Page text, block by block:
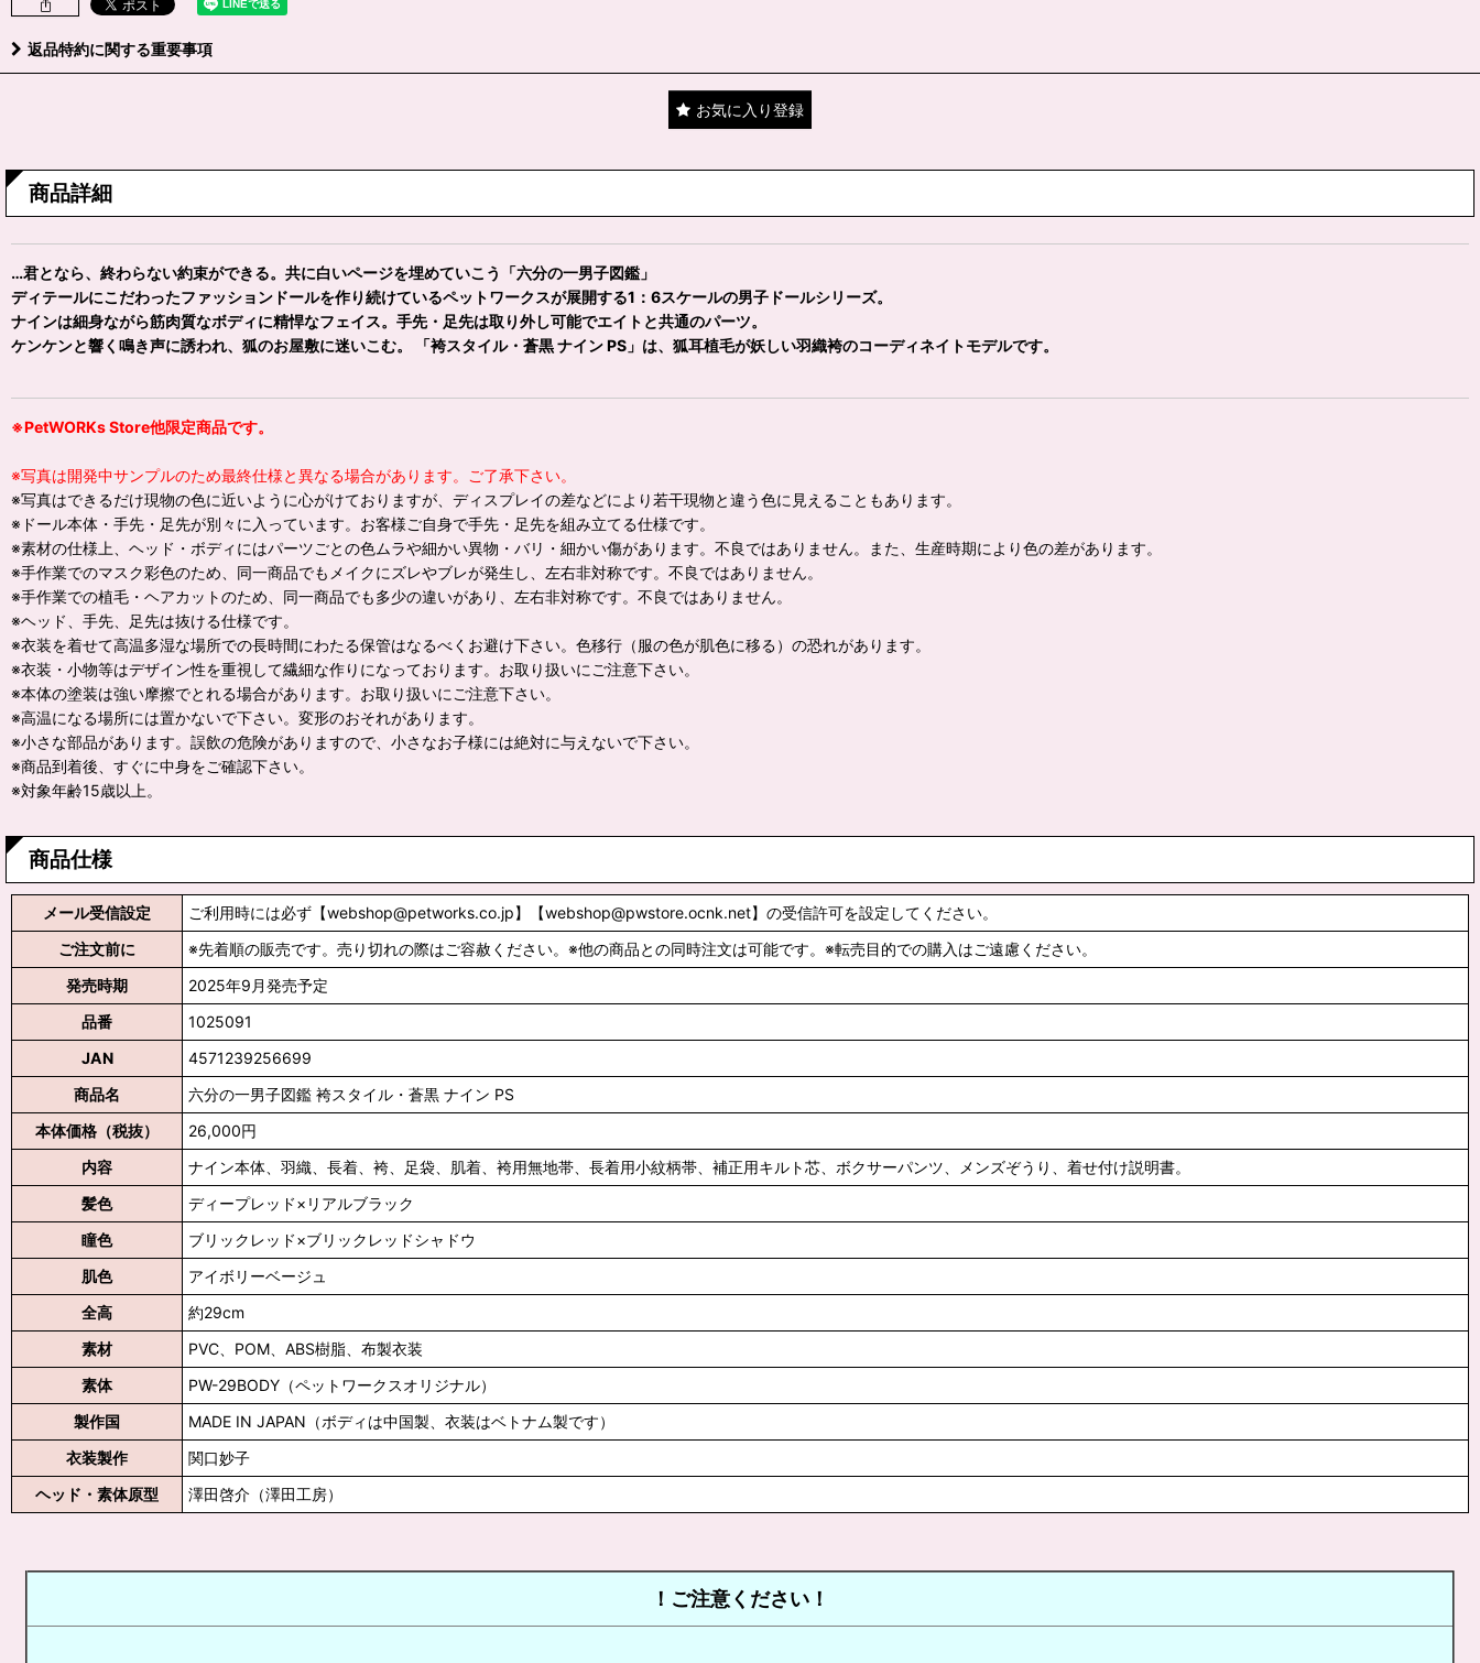
返品特約に関する重要事項
お気に入り登録
商品詳細
…君となら、終わらない約束ができる。共に白いページを埋めていこう「六分の一男子図鑑」
ディテールにこだわったファッションドールを作り続けているペットワークスが展開する1：6スケールの男子ドールシリーズ。
ナインは細身ながら筋肉質なボディに精悍なフェイス。手先・足先は取り外し可能でエイトと共通のパーツ。
ケンケンと響く鳴き声に誘われ、狐のお屋敷に迷いこむ。 「袴スタイル・蒼黒 ナイン PS」は、狐耳植毛が妖しい羽織袴のコーディネイトモデルです。
※PetWORKs Store他限定商品です。
※写真は開発中サンプルのため最終仕様と異なる場合があります。ご了承下さい。
※写真はできるだけ現物の色に近いように心がけておりますが、ディスプレイの差などにより若干現物と違う色に見えることもあります。
※ドール本体・手先・足先が別々に入っています。お客様ご自身で手先・足先を組み立てる仕様です。
※素材の仕様上、ヘッド・ボディにはパーツごとの色ムラや細かい異物・バリ・細かい傷があります。不良ではありません。また、生産時期により色の差があります。
※手作業でのマスク彩色のため、同一商品でもメイクにズレやブレが発生し、左右非対称です。不良ではありません。
※手作業での植毛・ヘアカットのため、同一商品でも多少の違いがあり、左右非対称です。不良ではありません。
※ヘッド、手先、足先は抜ける仕様です。
※衣装を着せて高温多湿な場所での長時間にわたる保管はなるべくお避け下さい。色移行（服の色が肌色に移る）の恐れがあります。
※衣装・小物等はデザイン性を重視して繊細な作りになっております。お取り扱いにご注意下さい。
※本体の塗装は強い摩擦でとれる場合があります。お取り扱いにご注意下さい。
※高温になる場所には置かないで下さい。変形のおそれがあります。
※小さな部品があります。誤飲の危険がありますので、小さなお子様には絶対に与えないで下さい。
※商品到着後、すぐに中身をご確認下さい。
※対象年齢15歳以上。
商品仕様
メール受信設定
ご利用時には必ず【webshop@petworks.co.jp】【webshop@pwstore.ocnk.net】の受信許可を設定してください。
ご注文前に
※先着順の販売です。売り切れの際はご容赦ください。※他の商品との同時注文は可能です。※転売目的での購入はご遠慮ください。
発売時期
2025年9月発売予定
品番
1025091
JAN
4571239256699
商品名
六分の一男子図鑑 袴スタイル・蒼黒 ナイン PS
本体価格（税抜）
26,000円
内容
ナイン本体、羽織、長着、袴、足袋、肌着、袴用無地帯、長着用小紋柄帯、補正用キルト芯、ボクサーパンツ、メンズぞうり、着せ付け説明書。
髪色
ディープレッド×リアルブラック
瞳色
ブリックレッド×ブリックレッドシャドウ
肌色
アイボリーベージュ
全高
約29cm
素材
PVC、POM、ABS樹脂、布製衣装
素体
PW-29BODY（ペットワークスオリジナル）
製作国
MADE IN JAPAN（ボディは中国製、衣装はベトナム製です）
衣装製作
関口妙子
ヘッド・素体原型
澤田啓介（澤田工房）
！ご注意ください！